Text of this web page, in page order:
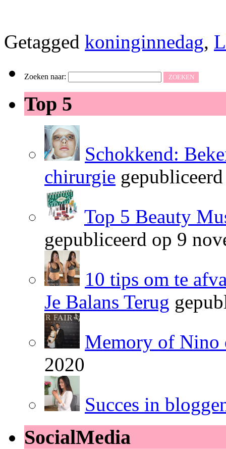
Getagged koninginnedag,
Zoeken naar:
Top 5
Schokkend:
chirurgie
Top 5 Beauty
gepubliceerd op 9
10 tips om te
Je Balans Terug
Memory of Nino
2020
Succes in
SocialMedia